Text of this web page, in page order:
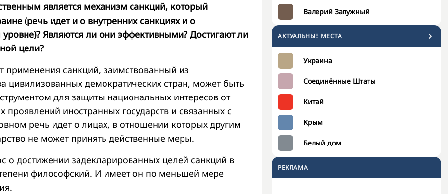
Валерий Залужный
АКТУАЛЬНЫЕ МЕСТА
Украина
Соединённые Штаты
Китай
Крым
Белый дом
РЕКЛАМА
является механизм санкций, который
(речь идет и о внутренних санкциях и о
Являются ли они эффективными? Достигают ли
цели?
применения санкций, заимствованный из
цивилизованных демократических стран, может быть
для защиты национальных интересов от
проявлений иностранных государств и связанных с
речь идет о лицах, в отношении которых другим
не может принять действенные меры.
о достижении задекларированных целей санкций в
философский. И имеет он по меньшей мере